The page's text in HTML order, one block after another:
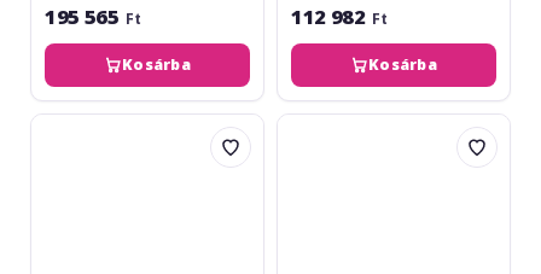
195 565 Ft
Kosárba
112 982 Ft
Kosárba
Palmer
Harley